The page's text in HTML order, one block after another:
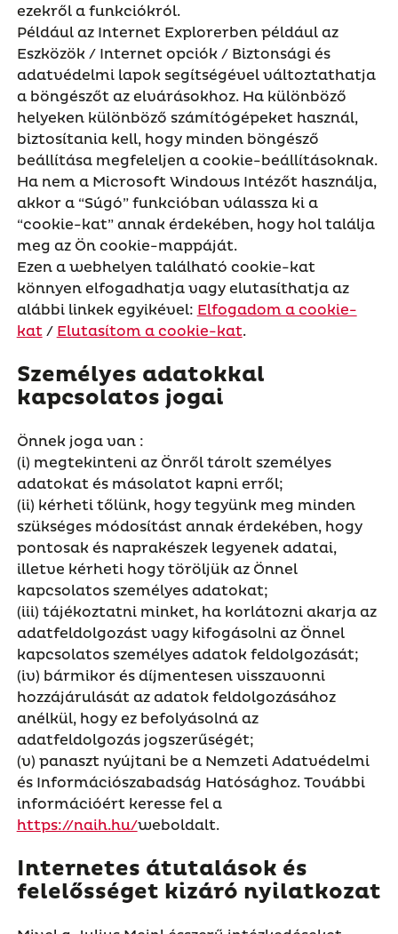
ezekről a funkciókról.
Például az Internet Explorerben például az
Eszközök / Internet opciók / Biztonsági és
adatvédelmi lapok segítségével változtathatja
a böngészőt az elvárásokhoz. Ha különböző
helyeken különböző számítógépeket használ,
biztosítania kell, hogy minden böngésző
beállítása megfeleljen a cookie-beállításoknak.
Ha nem a Microsoft Windows Intézőt használja,
akkor a “Súgó” funkcióban válassza ki a
“cookie-kat” annak érdekében, hogy hol találja
meg az Ön cookie-mappáját.
Ezen a webhelyen található cookie-kat
könnyen elfogadhatja vagy elutasíthatja az
alábbi linkek egyikével: Elfogadom a cookie-
kat/ Elutasítom a cookie-kat.
Személyes adatokkal
kapcsolatos jogai
Önnek joga van :
(i) megtekinteni az Önről tárolt személyes
adatokat és másolatot kapni erről;
(ii) kérheti tőlünk, hogy tegyünk meg minden
szükséges módosítást annak érdekében, hogy
pontosak és naprakészek legyenek adatai,
illetve kérheti hogy töröljük az Önnel
kapcsolatos személyes adatokat;
(iii) tájékoztatni minket, ha korlátozni akarja az
adatfeldolgozást vagy kifogásolni az Önnel
kapcsolatos személyes adatok feldolgozását;
(iv) bármikor és díjmentesen visszavonni
hozzájárulását az adatok feldolgozásához
anélkül, hogy ez befolyásolná az
adatfeldolgozás jogszerűségét;
(v) panaszt nyújtani be a Nemzeti Adatvédelmi
és Információszabadság Hatósághoz. További
információért keresse fel a
https://naih.hu/weboldalt.
Internetes átutalások és
felelősséget kizáró nyilatkozat